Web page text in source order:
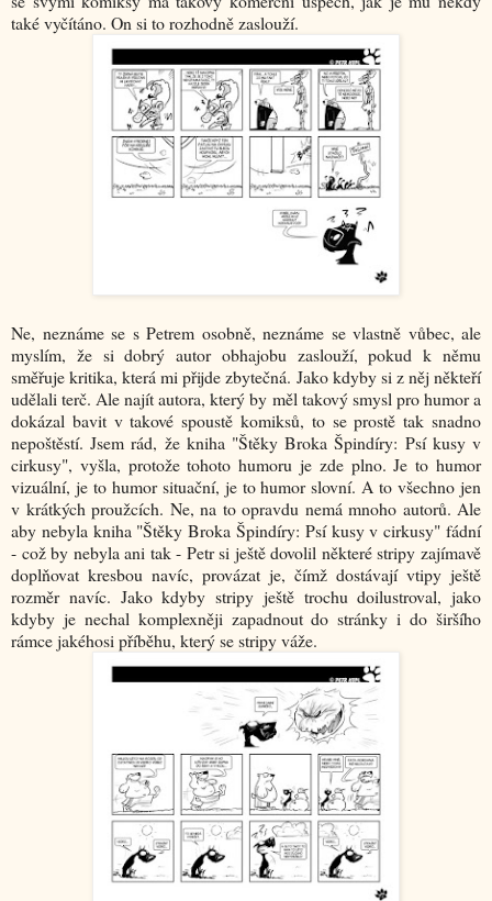
také vyčítáno. On si to rozhodně zaslouží.
Ne, neznáme se s Petrem osobně, neznáme se vlastně vůbec, ale
myslím, že si dobrý autor obhajobu zaslouží, pokud k němu
směřuje kritika, která mi přijde zbytečná. Jako kdyby si z něj někteří
udělali terč. Ale najít autora, který by měl takový smysl pro humor a
dokázal bavit v takové spoustě komiksů, to se prostě tak snadno
nepoštěstí. Jsem rád, že kniha "Štěky Broka Špindíry: Psí kusy v
cirkusy", vyšla, protože tohoto humoru je zde plno. Je to humor
vizuální, je to humor situační, je to humor slovní. A to všechno jen
v krátkých proužcích. Ne, na to opravdu nemá mnoho autorů. Ale
aby nebyla kniha "Štěky Broka Špindíry: Psí kusy v cirkusy" fádní
- což by nebyla ani tak - Petr si ještě dovolil některé stripy zajímavě
doplňovat kresbou navíc, provázat je, čímž dostávají vtipy ještě
rozměr navíc. Jako kdyby stripy ještě trochu doilustroval, jako
kdyby je nechal komplexněji zapadnout do stránky i do širšího
rámce jakéhosi příběhu, který se stripy váže.